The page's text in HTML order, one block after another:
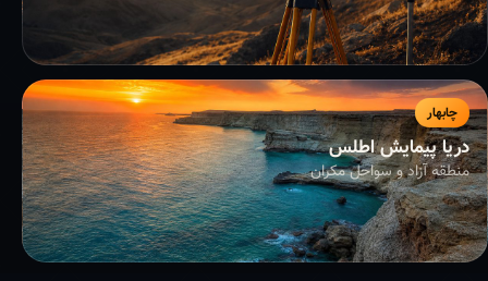
چابهار
دریا پیمایش اطلس
منطقه آزاد و سواحل مکران